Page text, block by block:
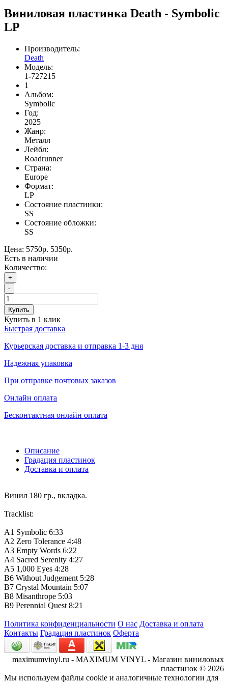
Виниловая пластинка Death - Symbolic
LP
Производитель:
Death
Модель:
1-727215
1
Альбом:
Symbolic
Год:
2025
Жанр:
Meталл
Лейбл:
Roadrunner
Страна:
Europe
Формат:
LP
Состояние пластинки:
SS
Состояние обложки:
SS
Цена: 5750р. 5350р.
Есть в наличии
Количество:
+
-
Купить
Купить в 1 клик
Быстрая доставка
Курьерская доставка и отправка 1-3 дня
Надежная упаковка
При отправке почтовых заказов
Онлайн оплата
Бесконтактная онлайн оплата
Описание
Градация пластинок
Доставка и оплата
Винил 180 гр., вкладка.
Tracklist:
A1 Symbolic 6:33
A2 Zero Tolerance 4:48
A3 Empty Words 6:22
A4 Sacred Serenity 4:27
A5 1,000 Eyes 4:28
B6 Without Judgement 5:28
B7 Crystal Mountain 5:07
B8 Misanthrope 5:03
B9 Perennial Quest 8:21
Политика конфиденциальности О нас Доставка и оплата
Контакты Градация пластинок Оферта
maximumvinyl.ru - MAXIMUM VINYL - Магазин виниловых
пластинок © 2026
Мы используем файлы cookie и аналогичные технологии для